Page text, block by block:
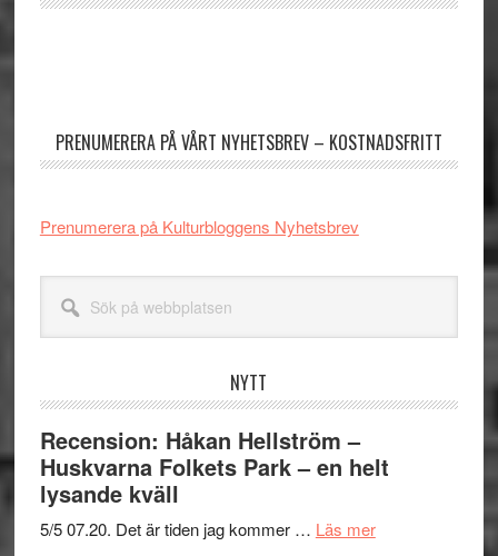
PRENUMERERA PÅ VÅRT NYHETSBREV – KOSTNADSFRITT
Prenumerera på Kulturbloggens Nyhetsbrev
webbplatsen
NYTT
Recension: Håkan Hellström –
Huskvarna Folkets Park – en helt
lysande kväll
5/5 07.20. Det är tiden jag kommer … Läs merom